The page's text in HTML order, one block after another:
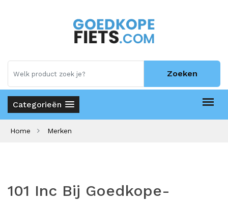
Zoeken
Categorieën
Home Merken
101 Inc Bij Goedkope-